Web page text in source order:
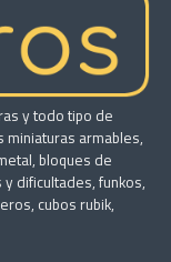
y todo tipo de
armables,
bloques de
dificultades, funkos,
cubos rubik,